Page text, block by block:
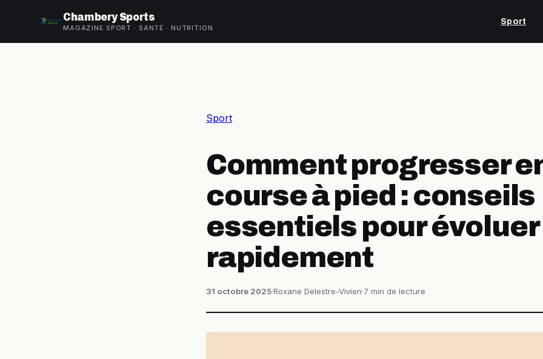
Chambery Sports
MAGAZINE SPORT · SANTÉ · NUTRITION
Sport
Sport
Comment progresser
course à pied : conseils
essentiels pour évoluer
rapidement
31 octobre 2025·Roxane Delestre-Vivien·7 min de lecture